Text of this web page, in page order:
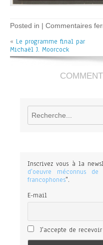
Posted in | Commentaires
« Le programme final par
Michaël J. Moorcock
Rechercher
Inscrivez vous à la
d'oeuvre méconnus
francophones".
E-mail
J'accepte de